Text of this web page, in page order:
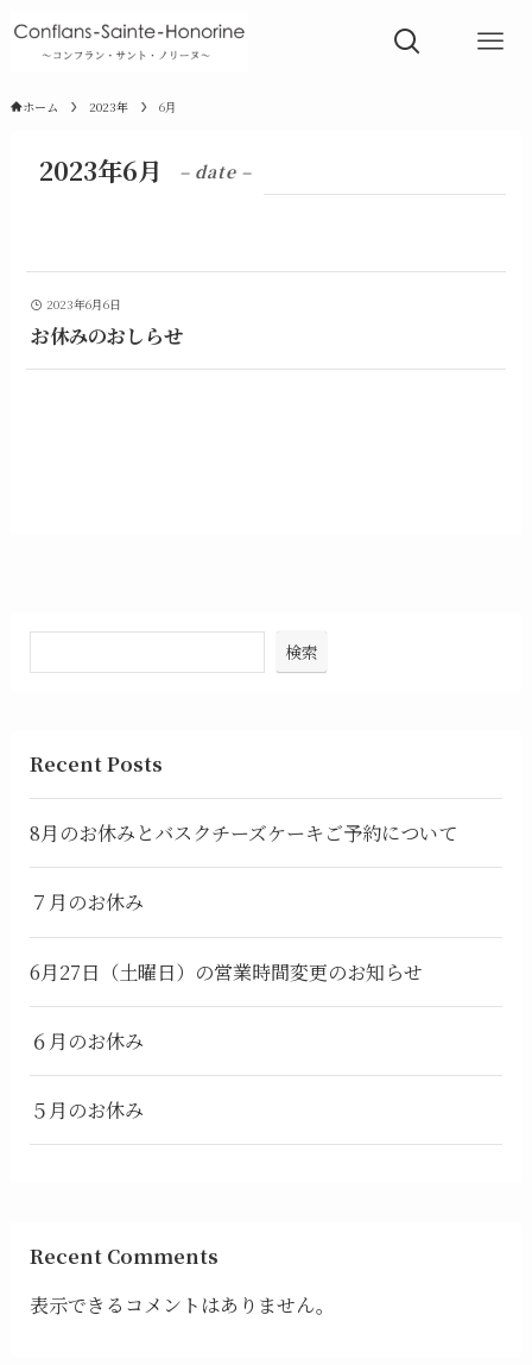
ホーム 2023年 6月
2023年6月 – date –
2023年6月6日
お休みのおしらせ
検索
Recent Posts
8月のお休みとバスクチーズケーキご予約について
７月のお休み
6月27日（土曜日）の営業時間変更のお知らせ
６月のお休み
５月のお休み
Recent Comments
表示できるコメントはありません。